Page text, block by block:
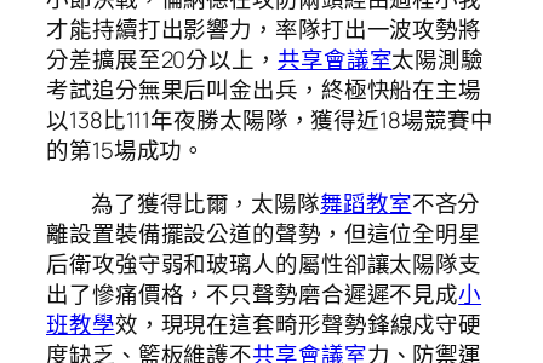
才能持續打出影響力，率隊打出一波攻勢將
分差擴展至20分以上， 共享會議室太陽測驗
考試追分無果后叫金出兵，終極快船在主場
以138比111年夜勝太陽隊，獲得近18場競賽中
的第15場成功。
為了獲得比爾，太陽隊舞蹈教室不吝分
離設置裝備擺設公道的聲勢，但這位全明星
后衛攻強守弱和玻璃人的屬性卻讓太陽隊支
出了慘痛價格，不只聲勢磨合遲遲不見成小
班教學效，現現在這套畸形聲勢鋒線戍守硬
度缺乏、籃板維護不共享會議室力、防禦運